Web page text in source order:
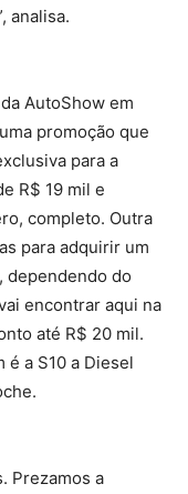
analisa.
AutoShow em
promoção que
para a
R$ 19 mil e
completo. Outra
para adquirir um
dependendo do
encontrar aqui na
até R$ 20 mil.
é a S10 a Diesel
Prezamos a